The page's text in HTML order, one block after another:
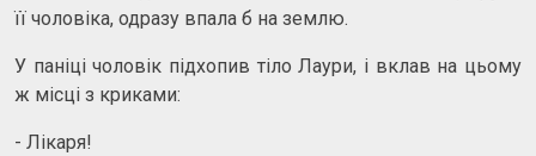
її чоловіка, одразу впала б на землю.
У паніці чоловік підхопив тіло Лаури, і вклав на цьому
ж місці з криками:
- Лікаря!